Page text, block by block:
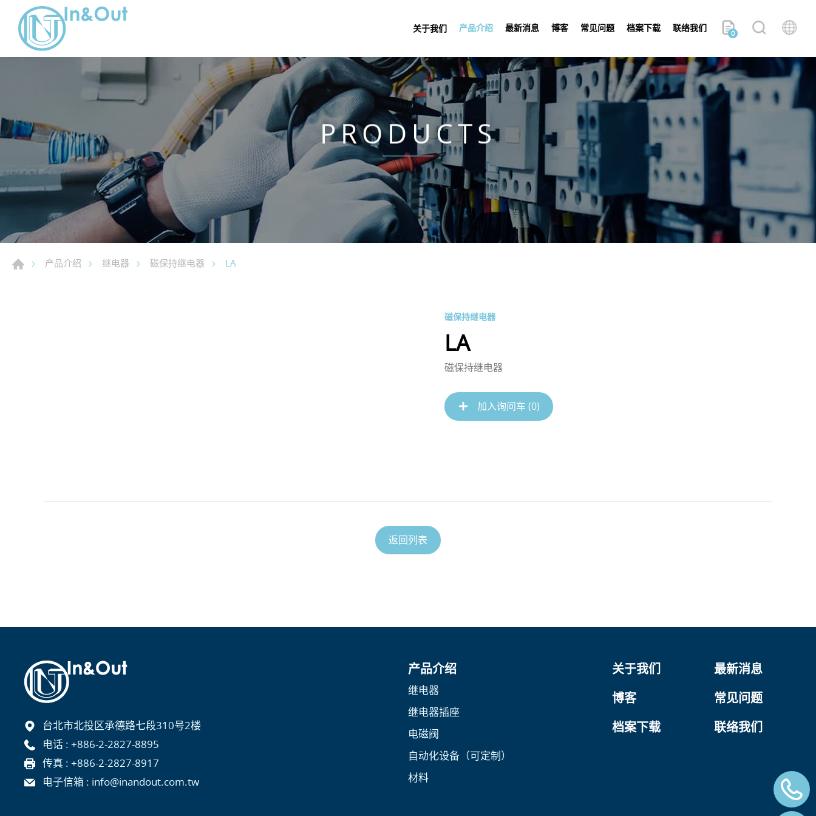
关于我们 产品介绍 最新消息 博客 常见问题 档案下载 联络我们 0
PRODUCTS
产品介绍 继电器 磁保持继电器 LA
磁保持继电器
LA
磁保持继电器
加入询问车 (0)
返回列表
产品介绍
继电器
继电器插座
电磁阀
自动化设备（可定制）
材料
关于我们
最新消息
博客
常见问题
档案下载
联络我们
台北市北投区承德路七段310号2楼
电话 : +886-2-2827-8895
传真 : +886-2-2827-8917
电子信箱 : info@inandout.com.tw